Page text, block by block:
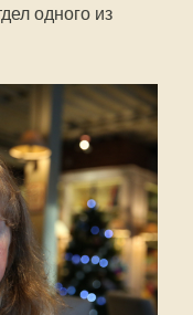
одного из